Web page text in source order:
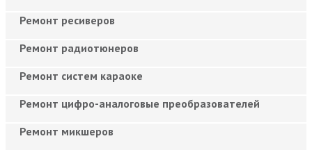
Ремонт ресиверов
Ремонт радиотюнеров
Ремонт систем караоке
Ремонт цифро-аналоговые преобразователей
Ремонт микшеров